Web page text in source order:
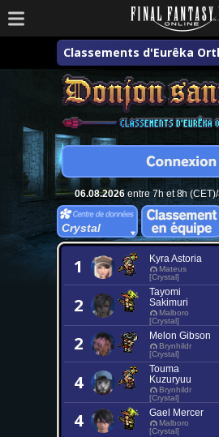
Classements d'Eurêka
06.08.2026entre 7h et 8h
Crystal
1 Kyra Astoria
Mateus
[Crystal]
2
Tayomi
Sakimuri
Malboro
[Crystal]
2 Melon Gibson
Brynhildr
[Crystal]
4
Touma
Kuzuryuu
Brynhildr
[Crystal]
4 Gael Mercer
Malboro
[Crystal]